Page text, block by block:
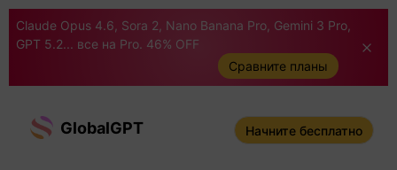
Claude Opus 4.6, Sora 2, Nano Banana Pro, Gemini 3 Pro,
GPT 5.2... все на Pro. 46% OFF
Сравните планы
GlobalGPT Начните бесплатно